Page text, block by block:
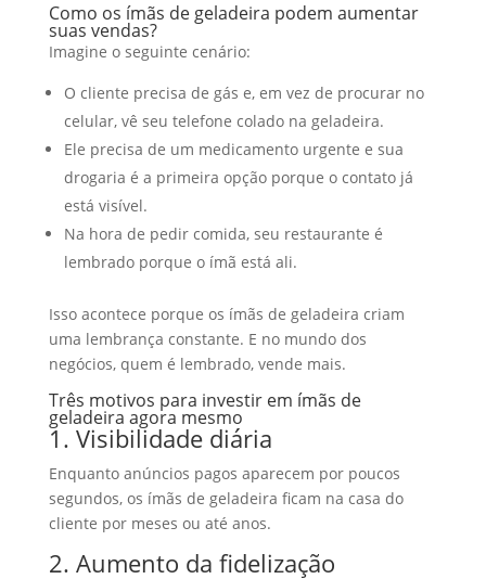
Como os ímãs de geladeira podem aumentar
suas vendas?
Imagine o seguinte cenário:
O cliente precisa de gás e, em vez de procurar no
celular, vê seu telefone colado na geladeira.
Ele precisa de um medicamento urgente e sua
drogaria é a primeira opção porque o contato já
está visível.
Na hora de pedir comida, seu restaurante é
lembrado porque o ímã está ali.
Isso acontece porque os ímãs de geladeira criam
uma lembrança constante. E no mundo dos
negócios, quem é lembrado, vende mais.
Três motivos para investir em ímãs de
geladeira agora mesmo
1. Visibilidade diária
Enquanto anúncios pagos aparecem por poucos
segundos, os ímãs de geladeira ficam na casa do
cliente por meses ou até anos.
2. Aumento da fidelização